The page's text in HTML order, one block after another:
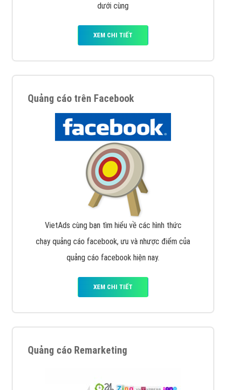
dưới cùng
XEM CHI TIẾT
Quảng cáo trên Facebook
VietAds cùng bạn tìm hiểu về các hình thức
chạy quảng cáo facebook, ưu và nhược điểm của
quảng cáo facebook hiện nay.
XEM CHI TIẾT
Quảng cáo Remarketing